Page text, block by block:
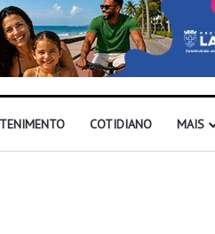
COTIDIANO MAIS